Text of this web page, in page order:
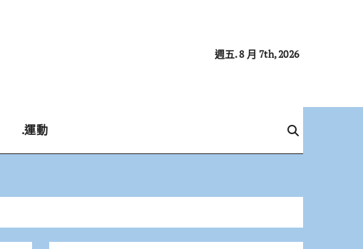
週五. 8 月 7th, 2026
.運動